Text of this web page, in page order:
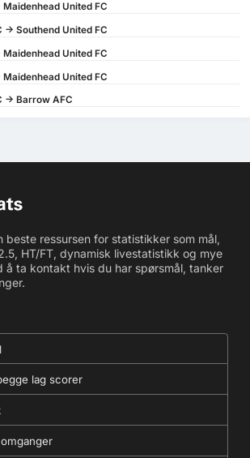
United FC
-> Southend United FC
United FC
United FC
-> Barrow AFC
beste ressursen for statistikker som mål,
HT/FT, dynamisk livestatistikk og mye
å ta kontakt hvis du har spørsmål, tanker
lag scorer